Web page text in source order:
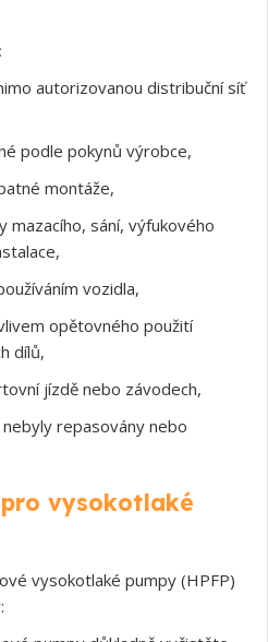
autorizovanou distribuční síť
podle pokynů výrobce,
montáže,
mazacího, sání, výfukového
vozidla,
opětovného použití
dílů,
jízdě nebo závodech,
repasovány nebo
vysokotlaké
vysokotlaké pumpy (HPFP)